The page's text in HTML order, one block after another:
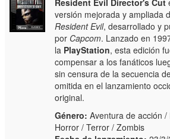
versión mejorada y ampliada
Resident Evil, desarrollado y
por Capcom. Lanzado en
la PlayStation, esta edición
compensar a los fanáticos
sin censura de la secuencia
omitida en el lanzamiento
original.
Género: Aventura de acción /
Horror / Terror / Zombis